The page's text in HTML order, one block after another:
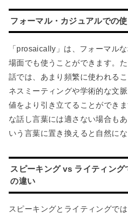
フォーマル・カジュアルでの
「prosaically」は、フォーマル
場面でも使うことができます。
話では、あまり頻繁に使われる
ネスミーティングや学術的な文
値をより引き立てることができ
な話し言葉には適さない場合も
いう言葉に置き換えると自然に
スピーキング vs ライティング
の違い
スピーキングとライティングで